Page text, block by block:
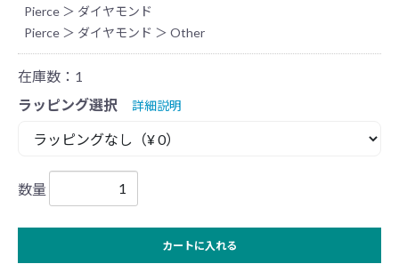
Pierce ＞ ダイヤモンド
Pierce ＞ ダイヤモンド ＞ Other
在庫数：1
ラッピング選択
詳細説明
数量
カートに入れる